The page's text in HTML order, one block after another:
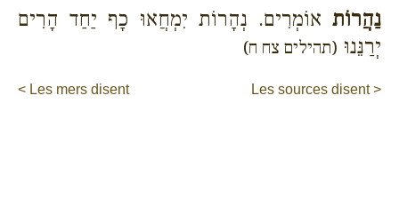
נַהֲרוֹת אוֹמְרִים. נְהָרוֹת יִמְחֲאוּ כָף יַחַד הָרִים
יְרַנֵּנוּ (תהילים צח ח)
< Les mers disent Les sources disent >